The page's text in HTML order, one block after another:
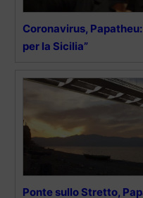
Coronavirus,
per la Sicilia”
Ponte sullo Stretto,